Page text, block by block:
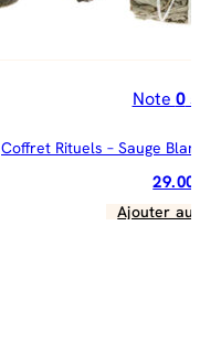
Note 0
Coffret Rituels – Sauge
29.00
Ajouter au